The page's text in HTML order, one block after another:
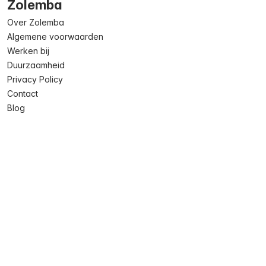
Zolemba
Over Zolemba
Algemene voorwaarden
Werken bij
Duurzaamheid
Privacy Policy
Contact
Blog